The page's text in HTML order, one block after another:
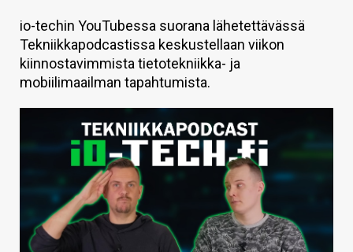
TIETOA
HINTA.FI
VAIHDA TEEMA
HAKU
io-techin YouTubessa suorana lähetettävässä
Tekniikkapodcastissa keskustellaan viikon
kiinnostavimmista tietotekniikka- ja
mobiilimaailman tapahtumista.